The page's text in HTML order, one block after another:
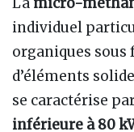
individuel
organiques sous
d’éléments
se caractérise
inférieure à 80